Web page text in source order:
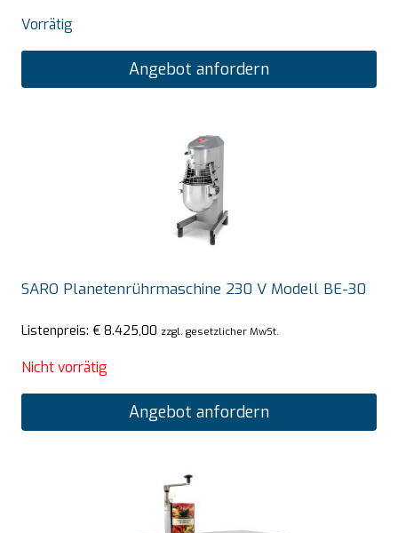
Vorrätig
Angebot anfordern
SARO Planetenrührmaschine 230 V Modell BE-30
Listenpreis: € 8.425,00 zzgl. gesetzlicher MwSt.
Nicht vorrätig
Angebot anfordern